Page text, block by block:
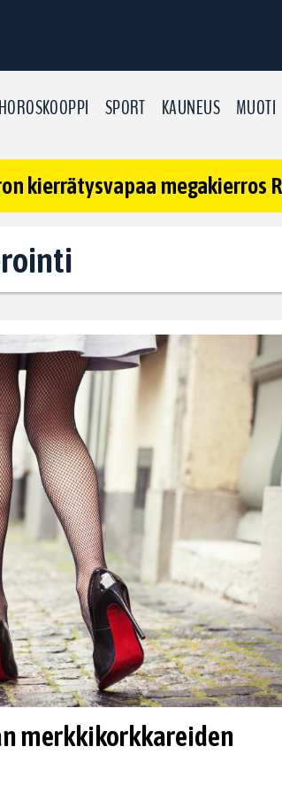
HOROSKOOPPI SPORT KAUNEUS MUOTI
kierrätysvapaa megakierros
merkkikorkkareiden